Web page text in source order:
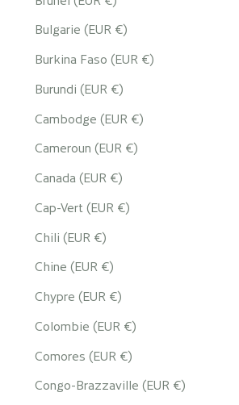
Bulgarie (EUR €)
Burkina Faso (EUR €)
Burundi (EUR €)
Cambodge (EUR €)
Cameroun (EUR €)
Canada (EUR €)
Cap-Vert (EUR €)
Chili (EUR €)
Chine (EUR €)
Chypre (EUR €)
Colombie (EUR €)
Comores (EUR €)
Congo-Brazzaville (EUR €)